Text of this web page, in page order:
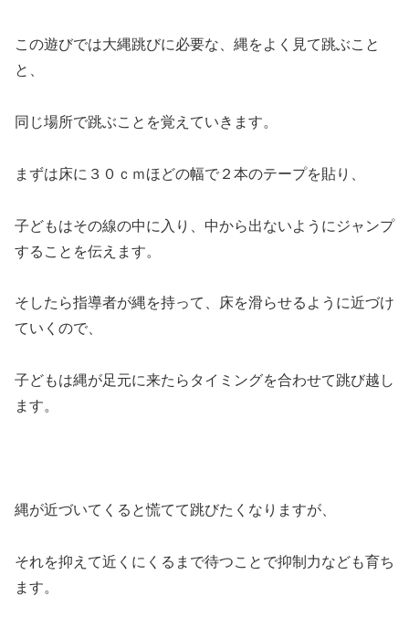
この遊びでは大縄跳びに必要な、縄をよく見て跳ぶこと
と、
同じ場所で跳ぶことを覚えていきます。
まずは床に３０ｃｍほどの幅で２本のテープを貼り、
子どもはその線の中に入り、中から出ないようにジャンプ
することを伝えます。
そしたら指導者が縄を持って、床を滑らせるように近づけ
ていくので、
子どもは縄が足元に来たらタイミングを合わせて跳び越し
ます。
縄が近づいてくると慌てて跳びたくなりますが、
それを抑えて近くにくるまで待つことで抑制力なども育ち
ます。